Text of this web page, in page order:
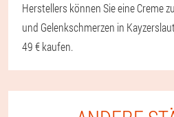
Herstellers können Sie eine Creme
und Gelenkschmerzen in
49 € kaufen.